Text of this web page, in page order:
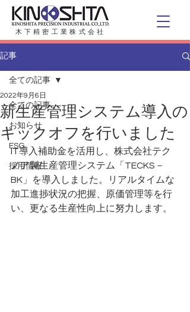
木下精密工業株式会社
記事
全ての記事
お知らせ
ESG
採用情報
全ての記事
新生産管理システム導入の
キックオフを行いました
2022年9月6日
IT導入補助金を活用し、株式会社テク
ノア製生産管理システム「TECKS－
BK」を導入しました。リアルタイムな
加工進捗状況の把握、原価管理等を行
い、更なる生産性向上に努力します。